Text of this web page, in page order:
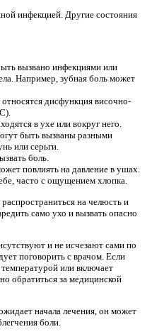
инфекцией. Другие состояния
вызвано инфекциями или
Например, зубная боль может
дисфункция височно-
в ухе или вокруг него.
быть вызваны разными
или серьги.
боль.
повлиять на давление в ушах.
часто с ощущением хлопка.
на челюсть и
само ухо и вызвать опасно
и не исчезают сами по
поговорить с врачом. Если
или включает
обратиться за медицинской
начала лечения, он может
боли.